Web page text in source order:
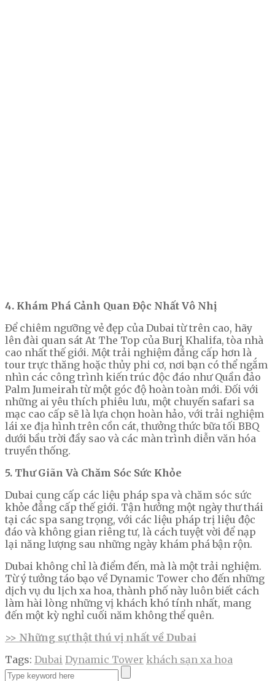
4. Khám Phá Cảnh Quan Độc Nhất Vô Nhị
Để chiêm ngưỡng vẻ đẹp của Dubai từ trên cao, hãy
lên đài quan sát At The Top của Burj Khalifa, tòa nhà
cao nhất thế giới. Một trải nghiệm đẳng cấp hơn là
tour trực thăng hoặc thủy phi cơ, nơi bạn có thể ngắm
nhìn các công trình kiến trúc độc đáo như Quần đảo
Palm Jumeirah từ một góc độ hoàn toàn mới. Đối với
những ai yêu thích phiêu lưu, một chuyến safari sa
mạc cao cấp sẽ là lựa chọn hoàn hảo, với trải nghiệm
lái xe địa hình trên cồn cát, thưởng thức bữa tối BBQ
dưới bầu trời đầy sao và các màn trình diễn văn hóa
truyền thống.
5. Thư Giãn Và Chăm Sóc Sức Khỏe
Dubai cung cấp các liệu pháp spa và chăm sóc sức
khỏe đẳng cấp thế giới. Tận hưởng một ngày thư thái
tại các spa sang trọng, với các liệu pháp trị liệu độc
đáo và không gian riêng tư, là cách tuyệt vời để nạp
lại năng lượng sau những ngày khám phá bận rộn.
Dubai không chỉ là điểm đến, mà là một trải nghiệm.
Từ ý tưởng táo bạo về Dynamic Tower cho đến những
dịch vụ du lịch xa hoa, thành phố này luôn biết cách
làm hài lòng những vị khách khó tính nhất, mang
đến một kỳ nghỉ cuối năm không thể quên.
>> Những sự thật thú vị nhất về Dubai
Tags: Dubai Dynamic Tower khách sạn xa hoa